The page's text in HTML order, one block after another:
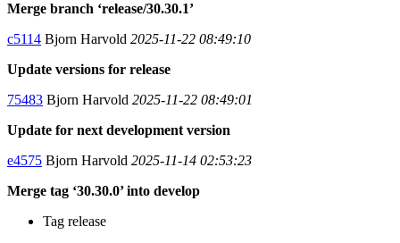
Merge branch ‘release/30.30.1’
c5114 Bjorn Harvold 2025-11-22 08:49:10
Update versions for release
75483 Bjorn Harvold 2025-11-22 08:49:01
Update for next development version
e4575 Bjorn Harvold 2025-11-14 02:53:23
Merge tag ‘30.30.0’ into develop
Tag release